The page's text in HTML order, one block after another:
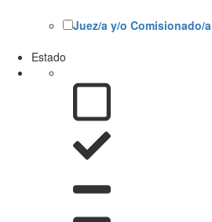
Juez/a y/o Comisionado/a
Estado